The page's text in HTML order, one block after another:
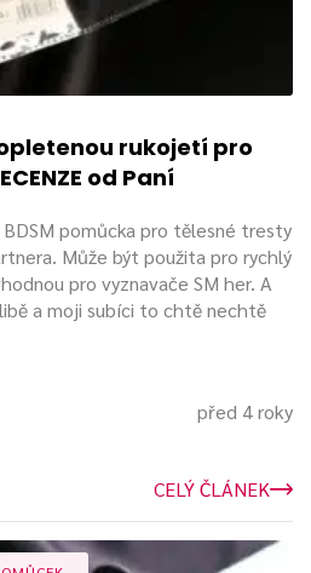
rukojetí pro
od Paní
pomůcka pro tělesné tresty
Může být použita pro rychlý
pro vyznavače SM her. A
a moji subíci to chtě nechtě
před 4 roky
CELÝ ČLÁNEK